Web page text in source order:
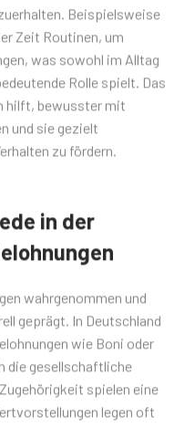
Beispielsweise
Zeit Routinen, um
was sowohl im Alltag
Rolle spielt. Das
hilft, bewusster mit
und sie gezielt
zu fördern.
in der
wahrgenommen und
geprägt. In Deutschland
wie Boni oder
die gesellschaftliche
spielen eine
legen oft